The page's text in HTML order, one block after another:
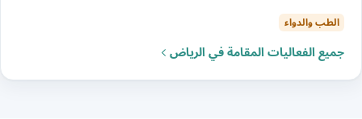
الطب والدواء
جميع الفعاليات المقامة في الرياض